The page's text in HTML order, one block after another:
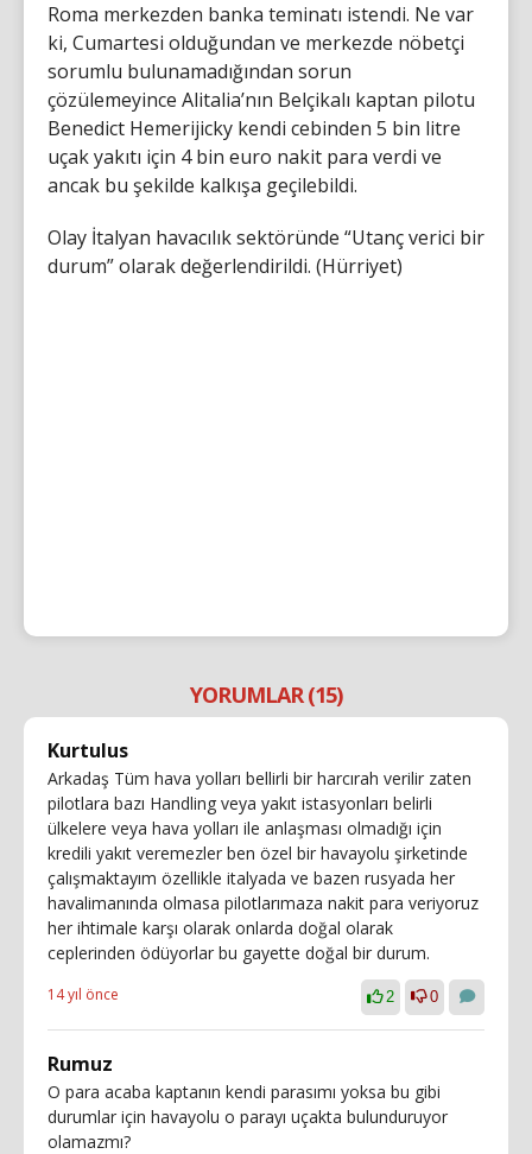
Roma merkezden banka teminatı istendi. Ne var
ki, Cumartesi olduğundan ve merkezde nöbetçi
sorumlu bulunamadığından sorun
çözülemeyince Alitalia’nın Belçikalı kaptan pilotu
Benedict Hemerijicky kendi cebinden 5 bin litre
uçak yakıtı için 4 bin euro nakit para verdi ve
ancak bu şekilde kalkışa geçilebildi.
Olay İtalyan havacılık sektöründe “Utanç verici bir
durum” olarak değerlendirildi. (Hürriyet)
YORUMLAR (15)
Kurtulus
Arkadaş Tüm hava yolları bellirli bir harcırah verilir zaten
pilotlara bazı Handling veya yakıt istasyonları belirli
ülkelere veya hava yolları ile anlaşması olmadığı için
kredili yakıt veremezler ben özel bir havayolu şirketinde
çalışmaktayım özellikle italyada ve bazen rusyada her
havalimanında olmasa pilotlarımaza nakit para veriyoruz
her ihtimale karşı olarak onlarda doğal olarak
ceplerinden ödüyorlar bu gayette doğal bir durum.
14 yıl önce 2 0
Rumuz
O para acaba kaptanın kendi parasımı yoksa bu gibi
durumlar için havayolu o parayı uçakta bulunduruyor
olamazmı?